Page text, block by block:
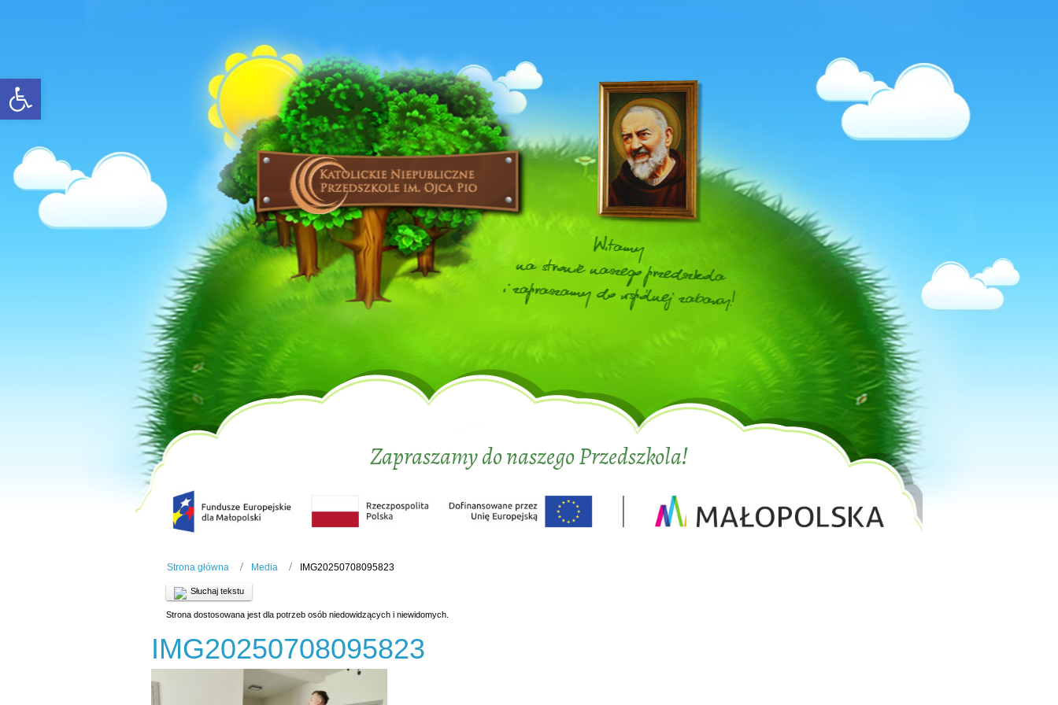
Open toolbar
Zapraszamy do naszego Przedszkola!
Strona główna Media IMG20250708095823
Słuchaj tekstu
Strona dostosowana jest dla potrzeb osób niedowidzących i niewidomych.
IMG20250708095823